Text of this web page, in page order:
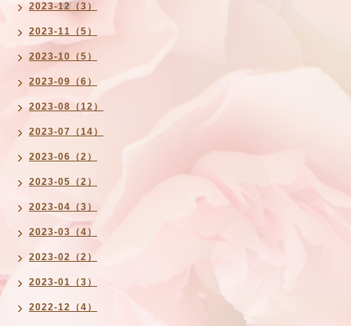
2023-12（3）
2023-11（5）
2023-10（5）
2023-09（6）
2023-08（12）
2023-07（14）
2023-06（2）
2023-05（2）
2023-04（3）
2023-03（4）
2023-02（2）
2023-01（3）
2022-12（4）